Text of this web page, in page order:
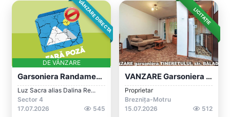
VÂNZARE DIRECTA
DE VÂNZARE
Garsoniera Randament Excelent - Rin Gran...
Luz Sacra alias Dalina Re...
Sector 4
17.07.2026
545
LICITAȚIE
VANZARE Garsoniera Decomandata, Zona TIN...
Proprietar
Breznița-Motru
15.07.2026
512